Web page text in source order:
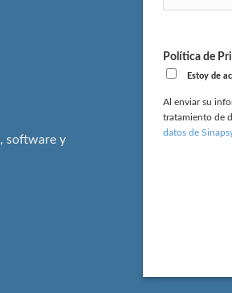
software y
Política de
Estoy de
Al enviar su
tratamiento de
datos de